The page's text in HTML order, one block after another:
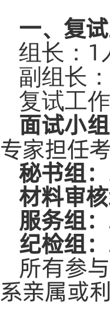
一、复
组长： 1
副组长：
复试工
面试小组
专家担任考
秘书组：
材料审核
服务组：
纪检组：
所有参
系亲属或